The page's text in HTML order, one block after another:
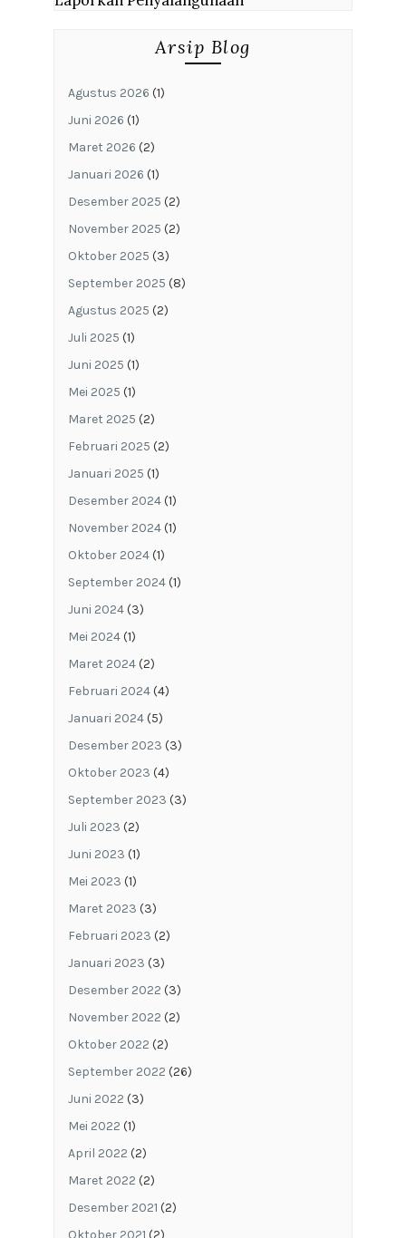
Arsip Blog
Agustus 2026 (1)
Juni 2026 (1)
Maret 2026 (2)
Januari 2026 (1)
Desember 2025 (2)
November 2025 (2)
Oktober 2025 (3)
September 2025 (8)
Agustus 2025 (2)
Juli 2025 (1)
Juni 2025 (1)
Mei 2025 (1)
Maret 2025 (2)
Februari 2025 (2)
Januari 2025 (1)
Desember 2024(1)
November 2024(1)
Oktober 2024(1)
September 2024(1)
Juni 2024(3)
Mei 2024(1)
Maret 2024(2)
Februari 2024(4)
Januari 2024(5)
Desember 2023 (3)
Oktober 2023 (4)
September 2023 (3)
Juli 2023 (2)
Juni 2023 (1)
Mei 2023 (1)
Maret 2023 (3)
Februari 2023 (2)
Januari 2023 (3)
Desember 2022 (3)
November 2022 (2)
Oktober 2022 (2)
September 2022 (26)
Juni 2022 (3)
Mei 2022 (1)
April 2022 (2)
Maret 2022 (2)
Desember 2021 (2)
Oktober 2021 (2)